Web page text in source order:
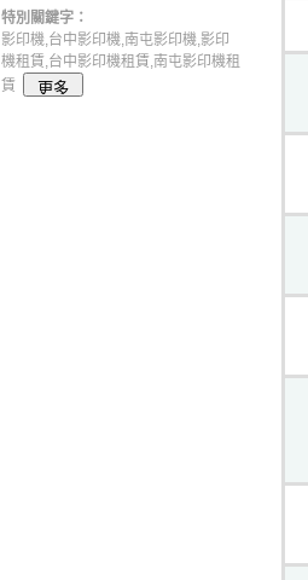
特別關鍵字：
影印機,台中影印機,南屯影印機,影印
機租賃,台中影印機租賃,南屯影印機租
賃